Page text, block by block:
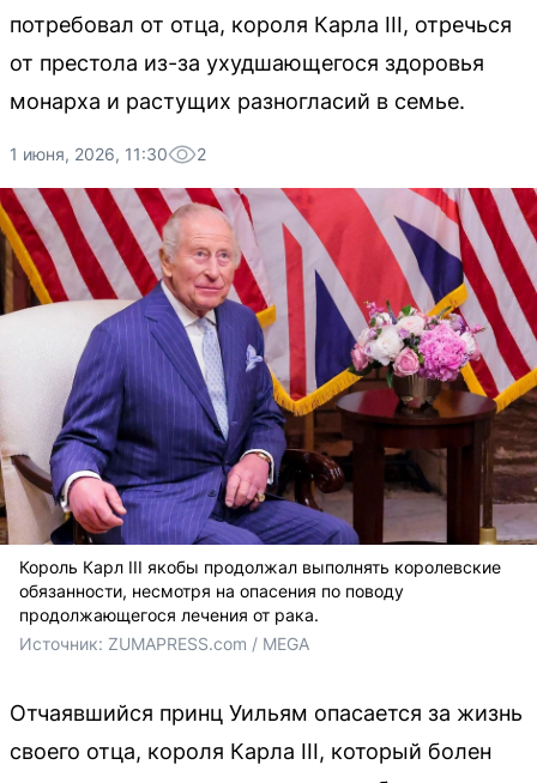
потребовал от отца, короля Карла III, отречься
от престола из-за ухудшающегося здоровья
монарха и растущих разногласий в семье.
1 июня, 2026, 11:30 2
Король Карл III якобы продолжал выполнять королевские
обязанности, несмотря на опасения по поводу
продолжающегося лечения от рака.
Источник: ZUMAPRESS.com / MEGA
Отчаявшийся принц Уильям опасается за жизнь
своего отца, короля Карла III, который болен